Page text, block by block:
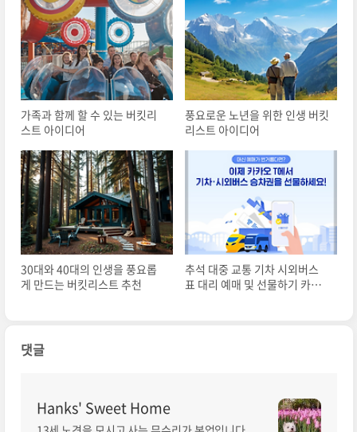
가족과 함께 할 수 있는 버킷리
스트 아이디어
풍요로운 노년을 위한 인생 버킷
리스트 아이디어
30대와 40대의 인생을 풍요롭
게 만드는 버킷리스트 추천
추석 대중 교통 기차 시외버스
표 대리 예매 및 선물하기 카카
댓글
Hanks' Sweet Home